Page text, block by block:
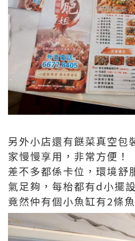
另外小店還有餸菜真空包
家慢慢享用，非常方便！
差不多都係卡位，環境舒
氣足夠，每枱都有d小擺
竟然仲有個小魚缸有2條魚